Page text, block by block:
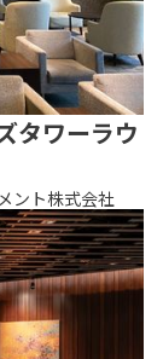
タワーラウ
ント株式会社